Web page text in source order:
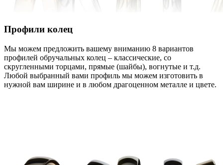
Профили колец
Мы можем предложить вашему вниманию 8 вариантов
профилей обручальных колец – классические, со
скругленными торцами, прямые (шайбы), вогнутые и т.д.
Любой выбранный вами профиль мы можем изготовить в
нужной вам ширине и в любом драгоценном металле и цвете.